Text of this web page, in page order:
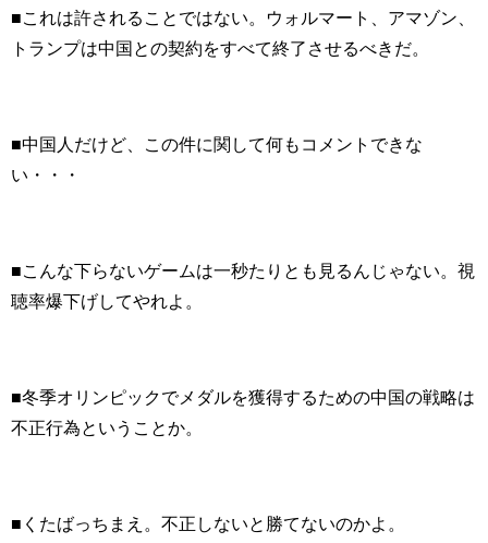
■これは許されることではない。ウォルマート、アマゾン、
トランプは中国との契約をすべて終了させるべきだ。
■中国人だけど、この件に関して何もコメントできな
い・・・
■こんな下らないゲームは一秒たりとも見るんじゃない。視
聴率爆下げしてやれよ。
■冬季オリンピックでメダルを獲得するための中国の戦略は
不正行為ということか。
■くたばっちまえ。不正しないと勝てないのかよ。